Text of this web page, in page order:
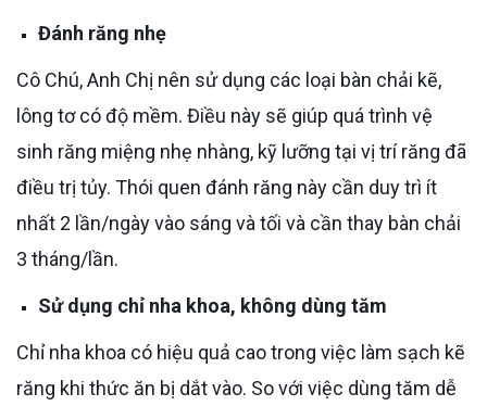
Đánh răng nhẹ
Cô Chú, Anh Chị nên sử dụng các loại bàn chải kẽ,
lông tơ có độ mềm. Điều này sẽ giúp quá trình vệ
sinh răng miệng nhẹ nhàng, kỹ lưỡng tại vị trí răng đã
điều trị tủy. Thói quen đánh răng này cần duy trì ít
nhất 2 lần/ngày vào sáng và tối và cần thay bàn chải
3 tháng/lần.
Sử dụng chỉ nha khoa, không dùng tăm
Chỉ nha khoa có hiệu quả cao trong việc làm sạch kẽ
răng khi thức ăn bị dắt vào. So với việc dùng tăm dễ